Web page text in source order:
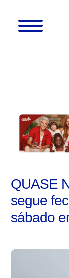
QUASE
segue
sábado